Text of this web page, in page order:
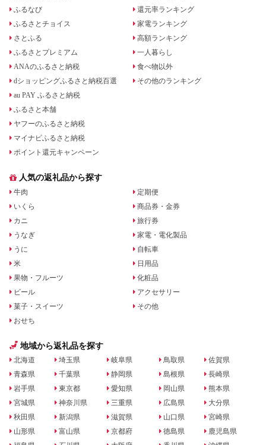
ふるなび
ふるさとチョイス
さとふる
ふるさとプレミアム
ANAのふるさと納税
dショッピングふるさと納税百選
au PAY ふるさと納税
ふるさと本舗
ヤフーのふるさと納税
マイナビふるさと納税
ポイント還元キャンペーン
還元率ランキング
家電ランキング
高額ランキング
一人暮らし
食べ物以外
その他のランキング
人気の返礼品から探す
牛肉
いくら
カニ
うなぎ
うに
米
果物・フルーツ
ビール
菓子・スイーツ
おせち
定期便
商品券・金券
旅行券
家電・電化製品
自転車
日用品
化粧品
アクセサリー
その他
地域から返礼品を探す
北海道
青森県
岩手県
宮城県
秋田県
山形県
埼玉県
千葉県
東京都
神奈川県
新潟県
富山県
岐阜県
静岡県
愛知県
三重県
滋賀県
京都府
鳥取県
島根県
岡山県
広島県
山口県
徳島県
佐賀県
長崎県
熊本県
大分県
宮崎県
鹿児島県